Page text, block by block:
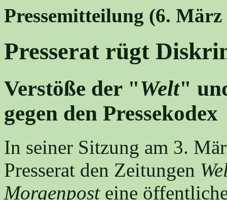
Pressemitteilung (6. März
Presserat rügt
Verstöße der "Welt"
gegen den Pressekodex
In seiner Sitzung am 3.
Presserat den Zeitungen
Morgenposteine